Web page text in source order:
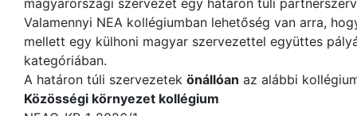
magyarországi szervezet egy határon túli
Valamennyi NEA kollégiumban lehetőség van arra,
mellett egy külhoni magyar szervezettel együttes
kategóriában.
A határon túli szervezetek önállóan az alábbi
Közösségi környezet kollégium